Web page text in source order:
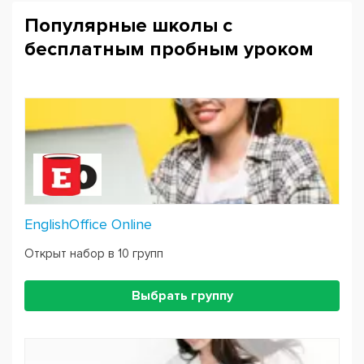
Предметы на выбор:
Psychology,
Sociology,
Chemistry,
Health,
World History,
Тех, кто планирует дальнейшее обучение за
Тех, кто хочет овладеть специфической лексикой
Популярные школы с
бесплатным пробным уроком
EnglishOffice Online
Открыт набор в 10 групп
Выбрать группу